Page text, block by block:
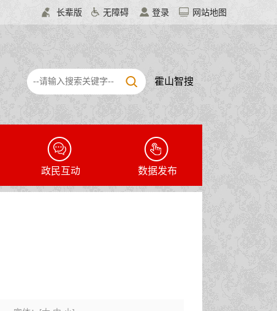
长辈版 无障碍 登录 网站地图
霍山智搜
政民互动 数据发布